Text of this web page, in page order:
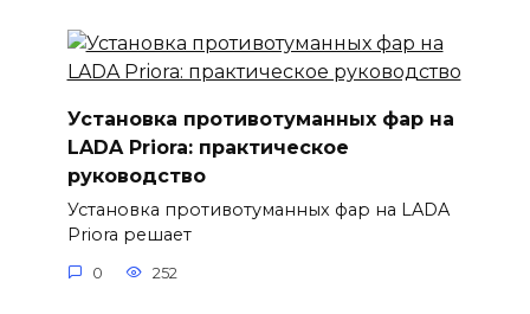
Установка противотуманных фар на
LADA Priora: практическое
руководство
Установка противотуманных фар на LADA
Priora решает
0 252